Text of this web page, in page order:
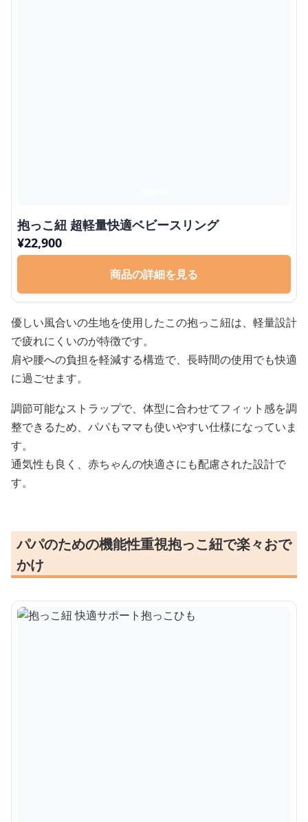
抱っこ紐 超軽量快適ベビースリング
¥22,900
商品の詳細を見る
優しい風合いの生地を使用したこの抱っこ紐は、軽量設計
で疲れにくいのが特徴です。
肩や腰への負担を軽減する構造で、長時間の使用でも快適
に過ごせます。
調節可能なストラップで、体型に合わせてフィット感を調
整できるため、パパもママも使いやすい仕様になっていま
す。
通気性も良く、赤ちゃんの快適さにも配慮された設計で
す。
パパのための機能性重視抱っこ紐で楽々おで
かけ